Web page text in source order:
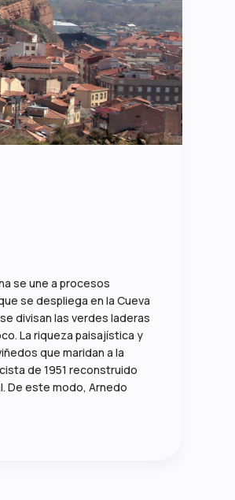
se une a procesos
se despliega en la Cueva
divisan las verdes laderas
La riqueza paisajística y
que maridan a la
de 1951 reconstruido
De este modo, Arnedo